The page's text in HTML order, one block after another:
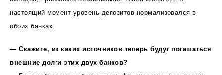
настоящий момент уровень депозитов нормализовался в
обоих банках.
— Скажите, из каких источников теперь будут погашаться
внешние долги этих двух банков?